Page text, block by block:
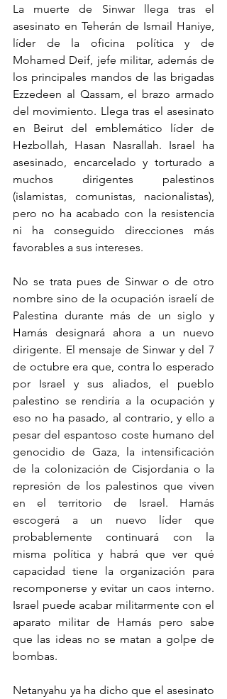
La muerte de Sinwar llega tras el
asesinato en Teherán de Ismail Haniye,
líder de la oficina política y de
Mohamed Deif, jefe militar, además de
los principales mandos de las brigadas
Ezzedeen al Qassam, el brazo armado
del movimiento. Llega tras el asesinato
en Beirut del emblemático líder de
Hezbollah, Hasan Nasrallah. Israel ha
asesinado, encarcelado y torturado a
muchos dirigentes palestinos
(islamistas, comunistas, nacionalistas),
pero no ha acabado con la resistencia
ni ha conseguido direcciones más
favorables a sus intereses.
No se trata pues de Sinwar o de otro
nombre sino de la ocupación israelí de
Palestina durante más de un siglo y
Hamás designará ahora a un nuevo
dirigente. El mensaje de Sinwar y del 7
de octubre era que, contra lo esperado
por Israel y sus aliados, el pueblo
palestino se rendiría a la ocupación y
eso no ha pasado, al contrario, y ello a
pesar del espantoso coste humano del
genocidio de Gaza, la intensificación
de la colonización de Cisjordania o la
represión de los palestinos que viven
en el territorio de Israel. Hamás
escogerá a un nuevo líder que
probablemente continuará con la
misma política y habrá que ver qué
capacidad tiene la organización para
recomponerse y evitar un caos interno.
Israel puede acabar militarmente con el
aparato militar de Hamás pero sabe
que las ideas no se matan a golpe de
bombas.
Netanyahu ya ha dicho que el asesinato